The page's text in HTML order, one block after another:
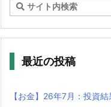
最近の投稿
【お金】26年7月：投資